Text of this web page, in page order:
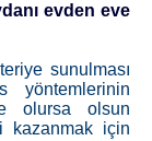
evden eve
sunulması
yöntemlerinin
olursa olsun
kazanmak için